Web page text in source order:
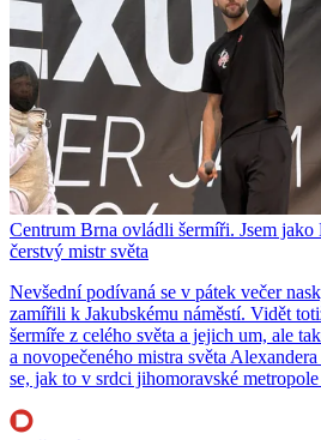
Centrum Brna ovládli šermíři. Jsem jako
čerstvý mistr světa
Nevšední podívaná se v pátek večer
zamířili k Jakubskému náměstí. Vidět
šermíře z celého světa a jejich um, ale
a novopečeného mistra světa
se, jak to v srdci jihomoravské